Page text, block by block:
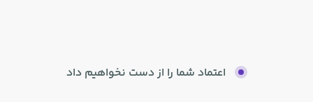
اعتماد شما را از دست نخواهیم داد